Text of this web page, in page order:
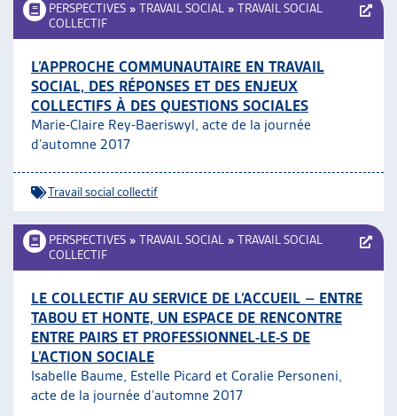
PERSPECTIVES » TRAVAIL SOCIAL » TRAVAIL SOCIAL
COLLECTIF
L’APPROCHE COMMUNAUTAIRE EN TRAVAIL
SOCIAL, DES RÉPONSES ET DES ENJEUX
COLLECTIFS À DES QUESTIONS SOCIALES
Marie-Claire Rey-Baeriswyl, acte de la journée
d’automne 2017
Travail social collectif
PERSPECTIVES » TRAVAIL SOCIAL » TRAVAIL SOCIAL
COLLECTIF
LE COLLECTIF AU SERVICE DE L’ACCUEIL – ENTRE
TABOU ET HONTE, UN ESPACE DE RENCONTRE
ENTRE PAIRS ET PROFESSIONNEL-LE-S DE
L’ACTION SOCIALE
Isabelle Baume, Estelle Picard et Coralie Personeni,
acte de la journée d’automne 2017